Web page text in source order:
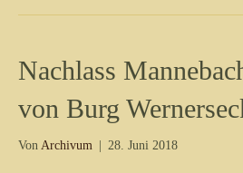
Nachlass
von Burg
Von Archivum 28. Juni 2018